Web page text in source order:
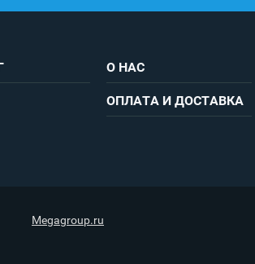
О НАС
ОПЛАТА И ДОСТАВКА
Megagroup.ru